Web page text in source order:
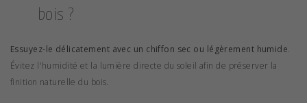
bois ?
Essuyez-le délicatement avec un chiffon sec ou légèrement humide.
Évitez l'humidité et la lumière directe du soleil afin de préserver la
finition naturelle du bois.